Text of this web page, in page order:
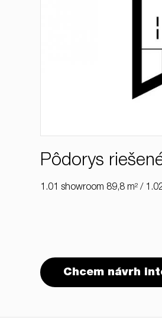
Pôdorys
1.01 showroom 89,8 m² /
Chcem návrh